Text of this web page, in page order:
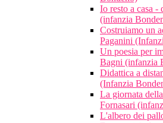
Io resto a casa -
(infanzia
Costruiamo un
Paganini
Un poesia per
Bagni (infanzia
Didattica a
(Infanzia
La giornata
Fornasari
L'albero dei